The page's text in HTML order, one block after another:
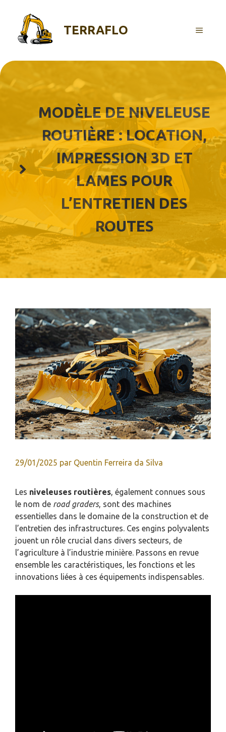
contenu
TERRAFLO MENU
MODÈLE DE NIVELEUSE
ROUTIÈRE : LOCATION,
IMPRESSION 3D ET
LAMES POUR
L’ENTRETIEN DES
ROUTES
29/01/2025 par Quentin Ferreira da Silva
Les niveleuses routières, également connues sous
le nom de road graders, sont des machines
essentielles dans le domaine de la construction et de
l’entretien des infrastructures. Ces engins polyvalents
jouent un rôle crucial dans divers secteurs, de
l’agriculture à l’industrie minière. Passons en revue
ensemble les caractéristiques, les fonctions et les
innovations liées à ces équipements indispensables.